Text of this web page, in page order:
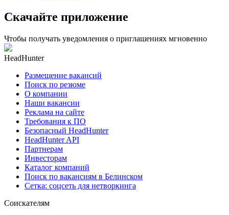
Скачайте приложение
Чтобы получать уведомления о приглашениях мгновенно
HeadHunter
Размещение вакансий
Поиск по резюме
О компании
Наши вакансии
Реклама на сайте
Требования к ПО
Безопасный HeadHunter
HeadHunter API
Партнерам
Инвесторам
Каталог компаний
Поиск по вакансиям в Белинском
Сетка: соцсеть для нетворкинга
Соискателям